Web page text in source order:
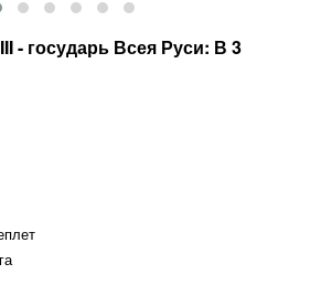
- государь Всея Руси: В 3